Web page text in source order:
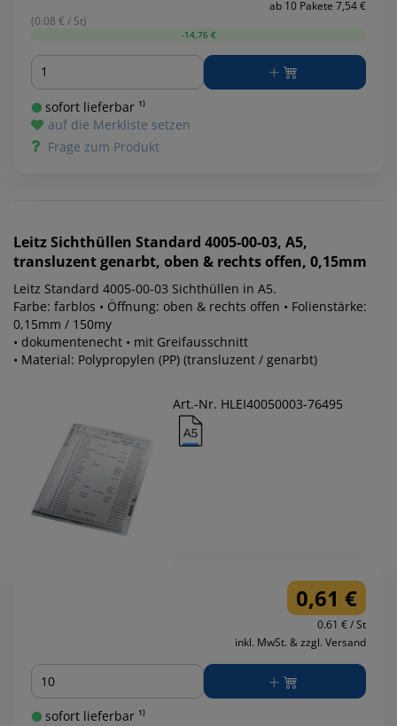
ab 10 Pakete 7,54 €
(0.08 € / St)
-14,76 €
Menge
sofort lieferbar ¹⁾
auf die Merkliste setzen
Frage zum Produkt
LeitzSichthüllen Standard 4005-00-03, A5,
transluzent genarbt, oben & rechts offen, 0,15mm
Leitz Standard 4005-00-03 Sichthüllen in A5.
Farbe: farblos • Öffnung: oben & rechts offen • Folienstärke:
0,15mm / 150my
• dokumentenecht • mit Greifausschnitt
• Material: Polypropylen (PP) (transluzent / genarbt)
Art.-Nr. HLEI40050003-76495
0,61 €
0.61 € / St
inkl. MwSt. & zzgl. Versand
Menge
sofort lieferbar ¹⁾